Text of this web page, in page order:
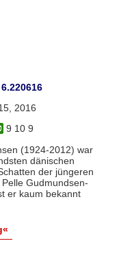
2016
9 10 9
(1924-2012) war
dänischen
der jüngeren
Gudmundsen-
er kaum bekannt